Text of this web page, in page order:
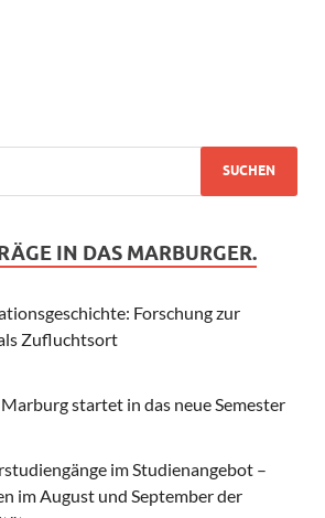
IN DAS MARBURGER.
Forschung zur
Zufluchtsort
startet in das neue Semester
im Studienangebot –
im August und September der